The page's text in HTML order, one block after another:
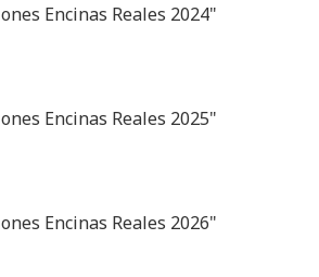
Encinas Reales 2024"
Encinas Reales 2025"
Encinas Reales 2026"